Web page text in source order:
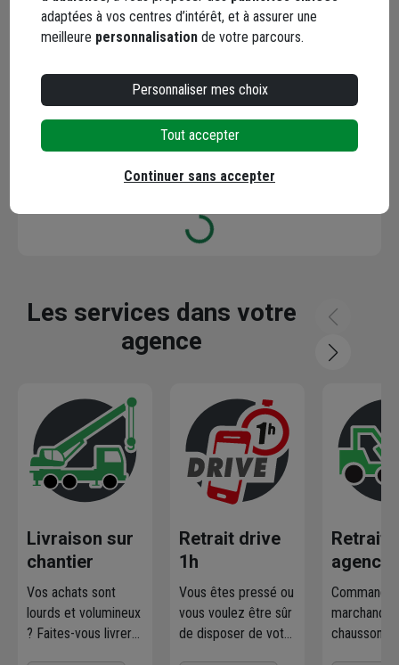
YouTube
Les avis
Loading...
Les services dans votre
agence
Livraison sur
chantier
Vos achats sont
lourds et volumineux
? Faites-vous livrer
Retrait drive
1h
Vous êtes pressé ou
vous voulez être sûr
de disposer de votre
Retrait
agence
adaptées à vos centres d’intérêt, et à assurer une
meilleure personnalisation de votre parcours.
Personnaliser mes choix
Tout accepter
Continuer sans accepter